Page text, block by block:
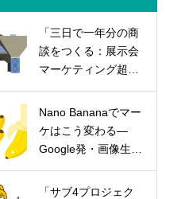
「三日で一年分の商
談をつくる：展示会
マーケティング超実
Nano Bananaでマー
ケはこう変わる―
Google発・画像生成
戦略
「サブ4プロジェク